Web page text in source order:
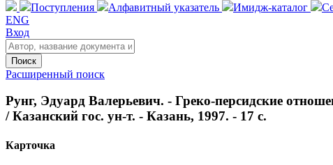
Поступления Алфавитный указатель Имидж-каталог
ENG
Вход
Поиск
Расширенный поиск
Рунг, Эдуард Валерьевич. - Греко-персидские
/ Казанский гос. ун-т. - Казань, 1997. - 17 с.
Карточка